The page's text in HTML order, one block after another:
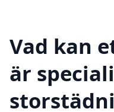
Vad kan
är